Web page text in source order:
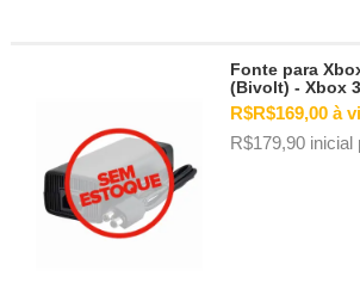
Fonte para
(Bivolt) - Xbox
R$R$169,00 à
R$179,90 inicial